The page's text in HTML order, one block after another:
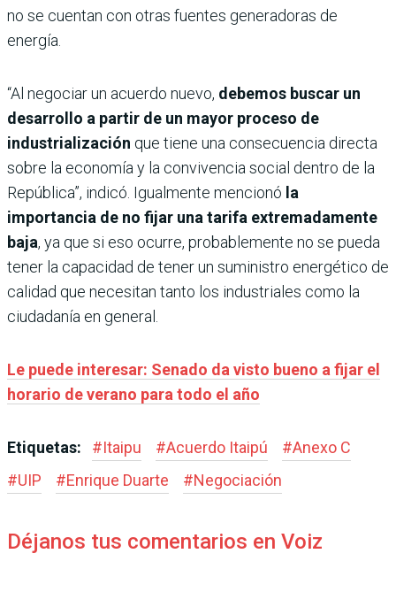
no se cuentan con otras fuentes generadoras de
energía.
“Al negociar un acuerdo nuevo, debemos buscar un
desarrollo a partir de un mayor proceso de
industrialización que tiene una consecuencia directa
sobre la economía y la convivencia social dentro de la
República”, indicó. Igualmente mencionó la
importancia de no fijar una tarifa extremadamente
baja, ya que si eso ocurre, probablemente no se pueda
tener la capacidad de tener un suministro energético de
calidad que necesitan tanto los industriales como la
ciudadanía en general.
Le puede interesar: Senado da visto bueno a fijar el
horario de verano para todo el año
Etiquetas: #Itaipu #Acuerdo Itaipú #Anexo C
#UIP #Enrique Duarte #Negociación
Déjanos tus comentarios en Voiz